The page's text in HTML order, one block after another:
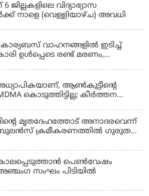
വിദ്യാഭ്യാസ
നാളെ (വെള്ളിയാഴ്ച) അവധി
വാഹനങ്ങളില്‍ ഇടിച്ച്
ഉൾപ്പെടെ രണ്ട് മരണം,
ആണ്‍കുട്ടീന്റെ
കൊടുത്തിട്ടില്ല; കീർത്തന
മൃതദേഹത്തോട് അനാദരവെന്ന്
ക്രമീകരണത്തില്‍ ഗുരുതര
ഇല്ലാതെയെന്നും ആരോപണം
പെൺവേഷം
അഞ്ചംഗ സംഘം പിടിയിൽ